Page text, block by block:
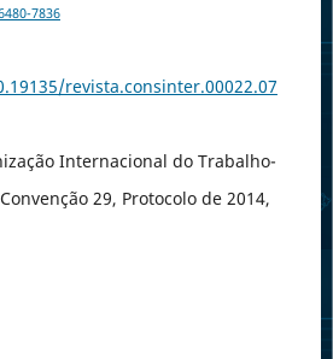
7836
revista.consinter.00022.07
Internacional do Trabalho-
29, Protocolo de 2014,